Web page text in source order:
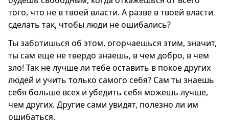
того, что не в твоей власти. А разве в твоей власти
сделать так, чтобы люди не ошибались?
Ты заботишься об этом, огорчаешься этим, значит,
ты сам еще не твердо знаешь, в чем добро, в чем
зло! Так не лучше ли тебе оставить в покое других
людей и учить только самого себя? Сам ты знаешь
себя больше всех и убедить себя можешь лучше,
чем других. Другие сами увидят, полезно ли им
ошибаться.